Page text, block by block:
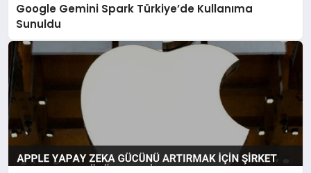
Google Gemini Spark Türkiye’de Kullanıma
Sunuldu